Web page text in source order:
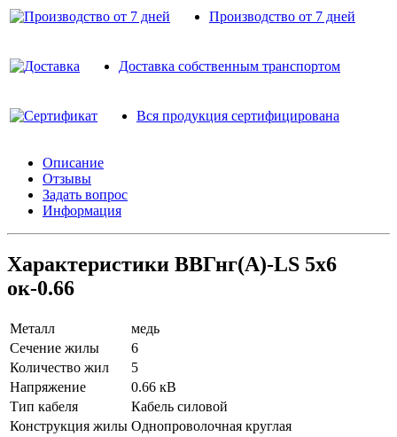
Производство от 7 дней
Доставка собственным транспортом
Вся продукция сертифицирована
Описание
Отзывы
Задать вопрос
Информация
Характеристики ВВГнг(A)-LS 5х6
ок-0.66
Металл
медь
Сечение жилы
6
Количество жил
5
Напряжение
0.66 кВ
Тип кабеля
Кабель силовой
Конструкция жилы Однопроволочная круглая